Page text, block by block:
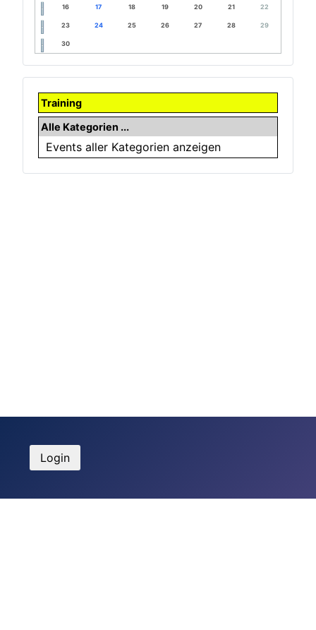
16 17 18 19 20 21 22
23 24 25 26 27 28 29
30
Training
Alle Kategorien ...
Events aller Kategorien anzeigen
Login